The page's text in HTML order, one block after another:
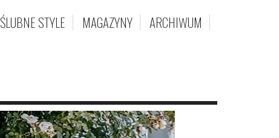
ŚLUBNE STYLE MAGAZYNY ARCHIWUM